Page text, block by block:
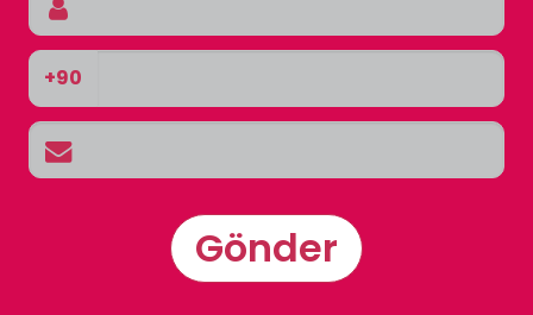
+90
Gönder